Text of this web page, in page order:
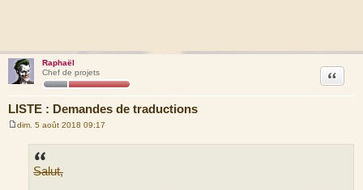
Raphaël
Chef de projets
LISTE : Demandes de traductions
Citation
dim. 5 août 2018 09:17
Salut,